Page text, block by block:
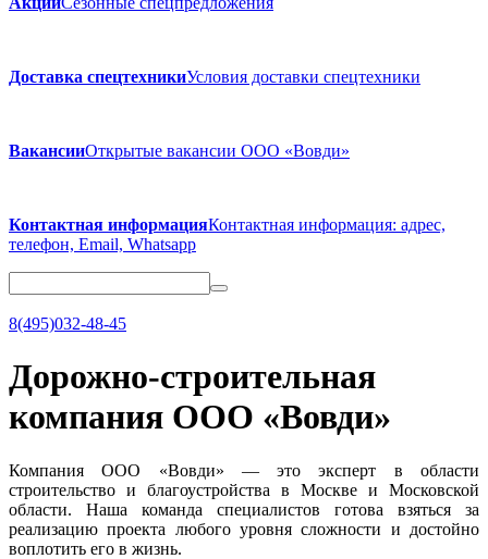
Доставка спецтехникиУсловия доставки спецтехники
ВакансииОткрытые вакансии ООО «Вовди»
Контактная информацияКонтактная информация: адрес,
телефон, Email, Whatsapp
8(495)032-48-45
Дорожно-строительная
компания ООО «Вовди»
Компания ООО «Вовди» — это эксперт в области
строительство и благоустройства в Москве и Московской
области. Наша команда специалистов готова взяться за
реализацию проекта любого уровня сложности и достойно
воплотить его в жизнь.